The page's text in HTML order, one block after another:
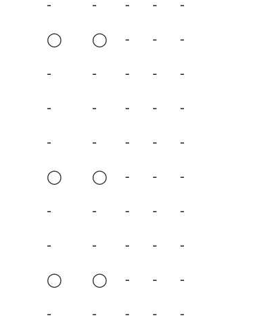
- - - -
-
◯ ◯ - -
-
- - - -
-
- - - -
-
- - - -
-
◯ ◯ - -
-
- - - -
-
- - - -
-
◯ ◯ - -
-
- - - - -